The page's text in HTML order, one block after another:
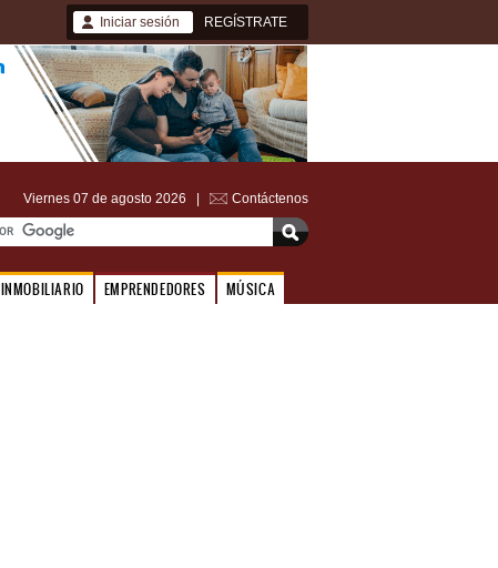
Iniciar sesión REGÍSTRATE
Viernes 07 de agosto 2026 | Contáctenos
INMOBILIARIO EMPRENDEDORES MÚSICA